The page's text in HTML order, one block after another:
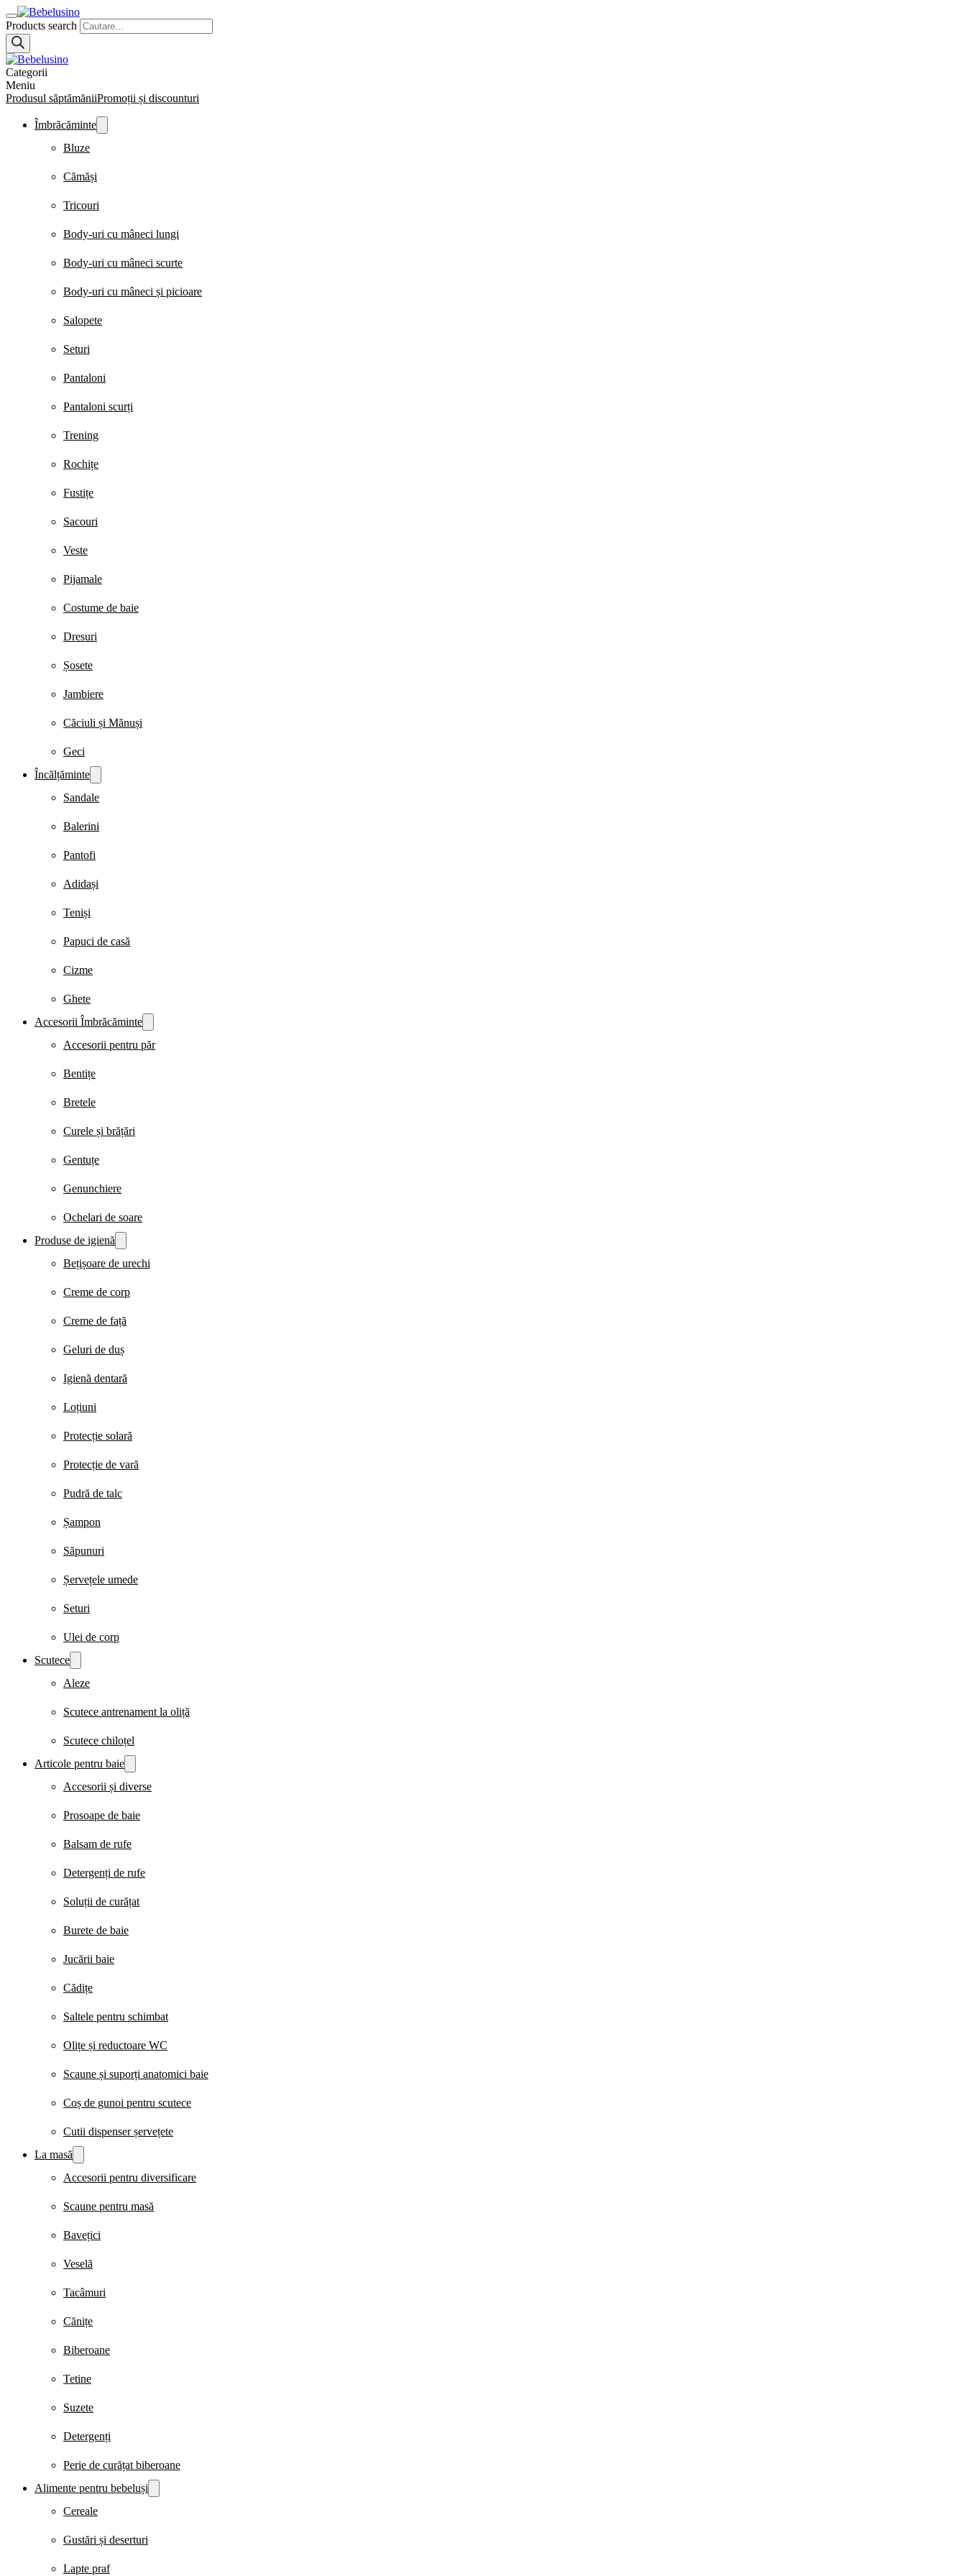
Products search
Categorii
Meniu
Produsul săptămăniiPromoții și discounturi
Îmbrăcăminte
Bluze
Cămăși
Tricouri
Body-uri cu mâneci lungi
Body-uri cu mâneci scurte
Body-uri cu mâneci și picioare
Salopete
Seturi
Pantaloni
Pantaloni scurți
Trening
Rochițe
Fustițe
Sacouri
Veste
Pijamale
Costume de baie
Dresuri
Șosete
Jambiere
Căciuli și Mănuși
Geci
Încălțăminte
Sandale
Balerini
Pantofi
Adidași
Teniși
Papuci de casă
Cizme
Ghete
Accesorii Îmbrăcăminte
Accesorii pentru păr
Bentițe
Bretele
Curele și brățări
Gentuțe
Genunchiere
Ochelari de soare
Produse de igienă
Bețișoare de urechi
Creme de corp
Creme de față
Geluri de duș
Igienă dentară
Loțiuni
Protecție solară
Protecție de vară
Pudră de talc
Șampon
Săpunuri
Șervețele umede
Seturi
Ulei de corp
Scutece
Aleze
Scutece antrenament la oliță
Scutece chiloțel
Articole pentru baie
Accesorii și diverse
Prosoape de baie
Balsam de rufe
Detergenți de rufe
Soluții de curățat
Burete de baie
Jucării baie
Cădițe
Saltele pentru schimbat
Olițe și reductoare WC
Scaune și suporți anatomici baie
Coș de gunoi pentru scutece
Cutii dispenser șervețete
La masă
Accesorii pentru diversificare
Scaune pentru masă
Bavețici
Veselă
Tacâmuri
Cănițe
Biberoane
Tetine
Suzete
Detergenți
Perie de curățat biberoane
Alimente pentru bebeluși
Cereale
Gustări și deserturi
Lapte praf